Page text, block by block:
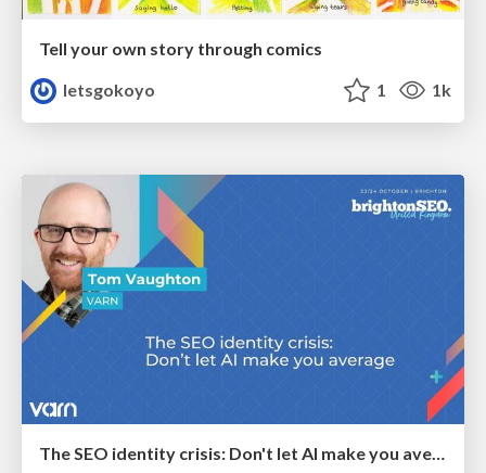
Tell your own story through comics
letsgokoyo
1 1k
The SEO identity crisis: Don't let AI make you average